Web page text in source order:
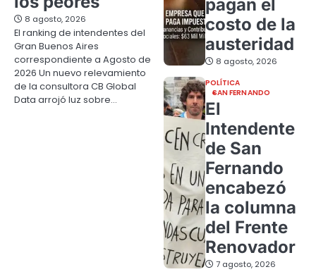
8 agosto, 2026
El ranking de intendentes del
Gran Buenos Aires
correspondiente a Agosto de
2026 Un nuevo relevamiento
de la consultora CB Global
Data arrojó luz sobre…
pagan el
costo de la
austeridad
8 agosto, 2026
POLÍTICA
SAN FERNANDO
El
Intendente
de San
Fernando
encabezó
la columna
del Frente
Renovador
7 agosto, 2026